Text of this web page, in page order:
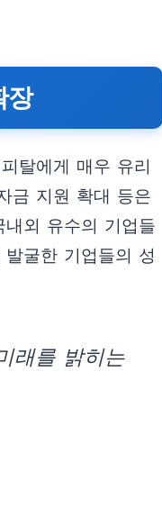
장
탈에게 매우 유리
금 지원 확대 등은
외 유수의 기업들
굴한 기업들의 성
래를 밝히는